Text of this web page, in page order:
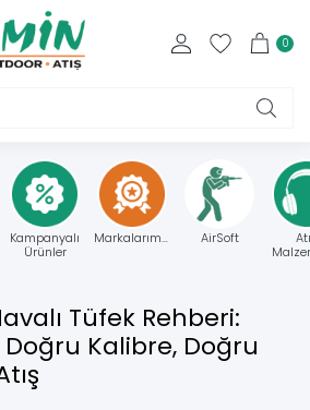
0
Kampanyalı
Ürünler
AirSoft
Tüfek Rehberi:
Kalibre, Doğru